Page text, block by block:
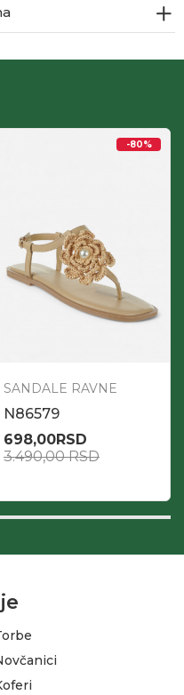
-80%
SANDALE RAVNE
N86579
698,00RSD
3.490,00RSD